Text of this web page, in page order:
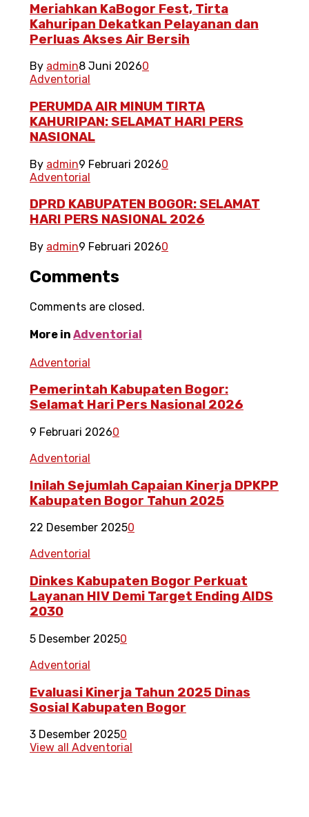
Meriahkan KaBogor Fest, Tirta
Kahuripan Dekatkan Pelayanan dan
Perluas Akses Air Bersih
By admin8 Juni 20260
Adventorial
PERUMDA AIR MINUM TIRTA
KAHURIPAN: SELAMAT HARI PERS
NASIONAL
By admin9 Februari 20260
Adventorial
DPRD KABUPATEN BOGOR: SELAMAT
HARI PERS NASIONAL 2026
By admin9 Februari 20260
Comments
Comments are closed.
More in Adventorial
Adventorial
Pemerintah Kabupaten Bogor:
Selamat Hari Pers Nasional 2026
9 Februari 20260
Adventorial
Inilah Sejumlah Capaian Kinerja DPKPP
Kabupaten Bogor Tahun 2025
22 Desember 20250
Adventorial
Dinkes Kabupaten Bogor Perkuat
Layanan HIV Demi Target Ending AIDS
2030
5 Desember 20250
Adventorial
Evaluasi Kinerja Tahun 2025 Dinas
Sosial Kabupaten Bogor
3 Desember 20250
View all Adventorial